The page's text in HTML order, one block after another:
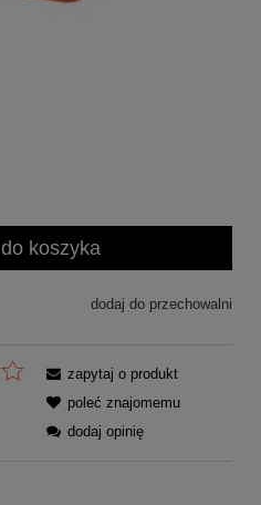
do koszyka
dodaj do przechowalni
zapytaj o produkt
poleć znajomemu
dodaj opinię